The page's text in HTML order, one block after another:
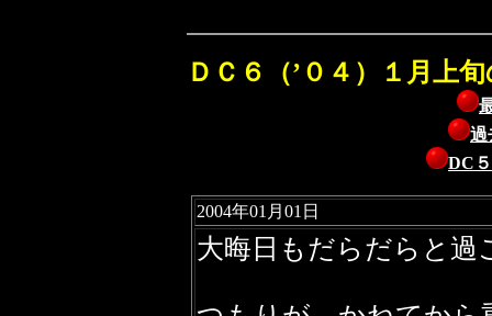
ＤＣ６（’０４）１月上
過
DC
2004年01月01日
大晦日もだらだらと過